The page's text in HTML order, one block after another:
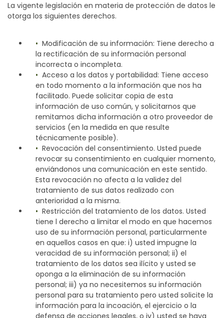
La vigente legislación en materia de protección de datos le
otorga los siguientes derechos.
Modificación de su información: Tiene derecho a
la rectificación de su información personal
incorrecta o incompleta.
Acceso a los datos y portabilidad: Tiene acceso
en todo momento a la información que nos ha
facilitado. Puede solicitar copia de esta
información de uso común, y solicitarnos que
remitamos dicha información a otro proveedor de
servicios (en la medida en que resulte
técnicamente posible).
Revocación del consentimiento. Usted puede
revocar su consentimiento en cualquier momento,
enviándonos una comunicación en este sentido.
Esta revocación no afecta a la validez del
tratamiento de sus datos realizado con
anterioridad a la misma.
Restricción del tratamiento de los datos. Usted
tiene l derecho a limitar el modo en que hacemos
uso de su información personal, particularmente
en aquellos casos en que: i) usted impugne la
veracidad de su información personal; ii) el
tratamiento de los datos sea ilícito y usted se
oponga a la eliminación de su información
personal; iii) ya no necesitemos su información
personal para su tratamiento pero usted solicite la
información para la incoación, el ejercicio o la